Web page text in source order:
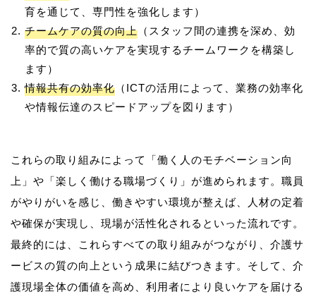
育を通じて、専門性を強化します）
チームケアの質の向上 （スタッフ間の連携を深め、効
率的で質の高いケアを実現するチームワークを構築し
ます）
情報共有の効率化 （ICTの活用によって、業務の効率化
や情報伝達のスピードアップを図ります）
これらの取り組みによって「働く人のモチベーション向
上」や「楽しく働ける職場づくり」が進められます。職員
がやりがいを感じ、働きやすい環境が整えば、人材の定着
や確保が実現し、現場が活性化されるといった流れです。
最終的には、これらすべての取り組みがつながり、介護サ
ービスの質の向上という成果に結びつきます。そして、介
護現場全体の価値を高め、利用者により良いケアを届ける